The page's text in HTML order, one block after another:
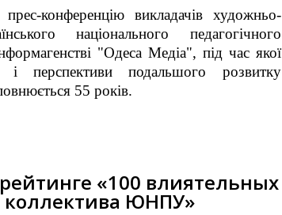
конференцію викладачів художньо-
національного педагогічного
"Одеса Медіа", під час якої
і перспективи подальшого розвитку
55 років.
«100 влиятельных
коллектива ЮНПУ»